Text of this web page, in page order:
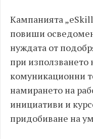
Кампанията
повиши
нуждата от
при
комуникационни
намирането на
инициативи и
придобиване на